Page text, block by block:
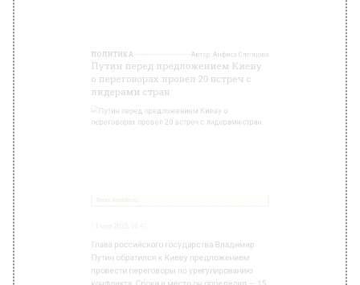
Фото: kremlin.ru
года начались переговоры, однако были
прерваны украинской стороной. Трансляция